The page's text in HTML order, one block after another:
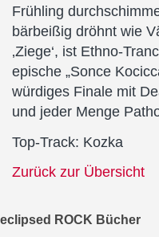
Frühling
bärbeißig dröhnt wie
‚Ziege‘, ist Ethno-
epische „Sonce
würdiges Finale mit
und jeder Menge
Top-Track: Kozka
Zurück zur Übersicht
eclipsed ROCK Bücher